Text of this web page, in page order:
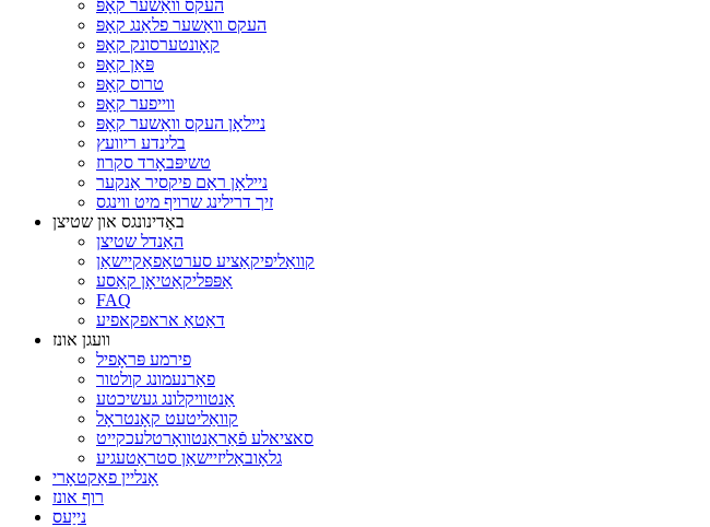
העקס וואַשער קאָפּ
העקס וואַשער פלאַנג קאָפּ
קאָונטערסונק קאָפּ
פּאַן קאָפּ
טרוס קאָפּ
ווייפער קאָפּ
ניילאָן העקס וואַשער קאָפּ
בלינדע ריוועץ
טשיפּבאָרד סקרוז
ניילאָן ראַם פיקסיר אַנקער
זיך דרילינג שרויף מיט ווינגס
באַדינונגס און שטיצן
האַנדל שטיצן
קוואַליפיקאַציע סערטאַפאַקיישאַן
אַפּפּליקאַטיאָן קאַסע
FAQ
דאַטאַ אראפקאפיע
וועגן אונז
פירמע פּראָפיל
פאַרנעמונג קולטור
אַנטוויקלונג געשיכטע
קוואַליטעט קאָנטראָל
סאציאלע פֿאַראַנטוואָרטלעכקייט
גלאָובאַליזיישאַן סטראַטעגיע
אָנליין פאַקטאָרי
רוף אונז
נייַעס